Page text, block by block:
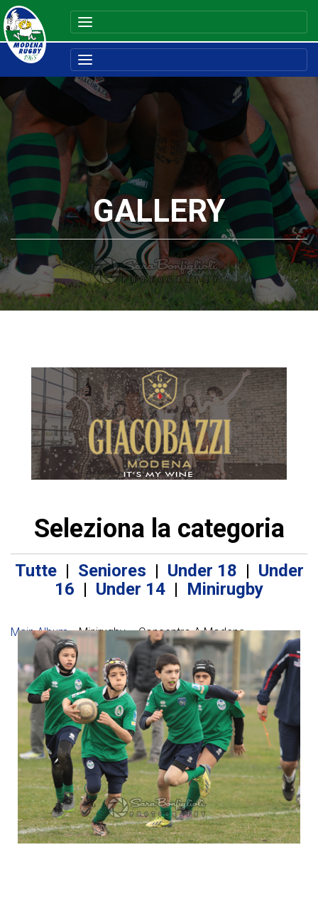
GALLERY
Seleziona la categoria
Tutte| Seniores | Under 18 | Under
16 | Under 14 | Minirugby
Main Album» Minirugby – Concentro A Modena